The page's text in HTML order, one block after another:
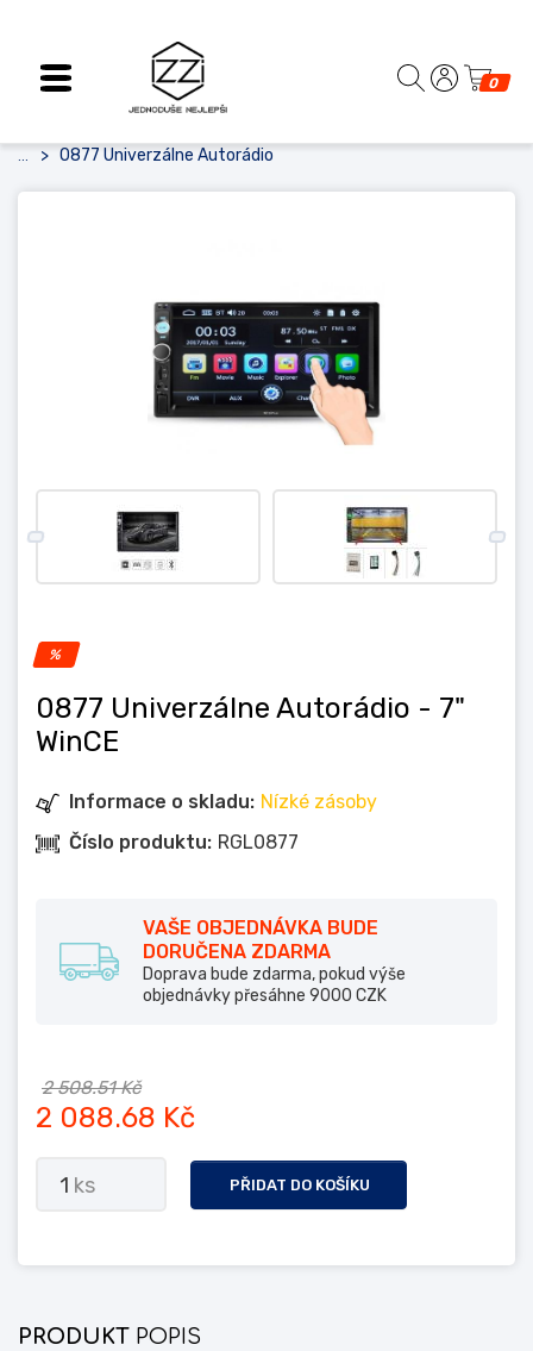
0
0877 Univerzálne Autorádio
%
0877 Univerzálne Autorádio - 7"
WinCE
Informace o skladu: Nízké zásoby
Číslo produktu: RGL0877
VAŠE OBJEDNÁVKA BUDE
DORUČENA ZDARMA
Doprava bude zdarma, pokud výše
objednávky přesáhne 9000 CZK
2 508.51 Kč
2 088.68 Kč
1 ks PŘIDAT DO KOŠÍKU
PRODUKT POPIS